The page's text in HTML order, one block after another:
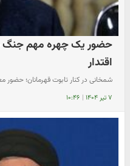
حضور یک چهره مهم جنگ
اقتدار
شمخانی در کنار تابوت قهرمانان؛ حضور
۷ تیر ۱۴۰۴ | ۱۰:۴۶